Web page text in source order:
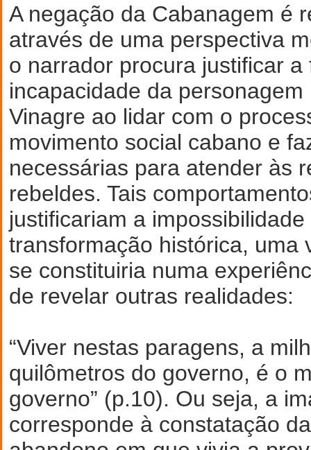
A negação da Cabanagem é
através de uma perspectiva
o narrador procura justificar a
incapacidade da
Vinagre ao lidar com o
movimento social cabano e
necessárias para atender às
rebeldes. Tais
justificariam a
transformação histórica, uma
se constituiria numa
de revelar outras realidades:
“Viver nestas paragens, a
quilômetros do governo, é o
governo” (p.10). Ou seja, a
corresponde à constatação